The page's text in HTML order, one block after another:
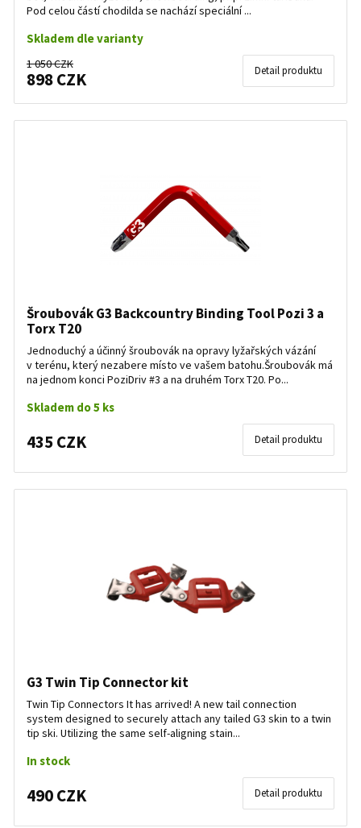
Pod celou částí chodilda se nachází speciální ...
Skladem dle varianty
1 050 CZK
898 CZK Detail produktu
Šroubovák G3 Backcountry Binding Tool Pozi 3 a
Torx T20
Jednoduchý a účinný šroubovák na opravy lyžařských vázání
v terénu, který nezabere místo ve vašem batohu.Šroubovák má
na jednom konci PoziDriv #3 a na druhém Torx T20. Po...
Skladem do 5 ks
435 CZK Detail produktu
G3 Twin Tip Connector kit
Twin Tip Connectors It has arrived! A new tail connection
system designed to securely attach any tailed G3 skin to a twin
tip ski. Utilizing the same self-aligning stain...
In stock
490 CZK Detail produktu